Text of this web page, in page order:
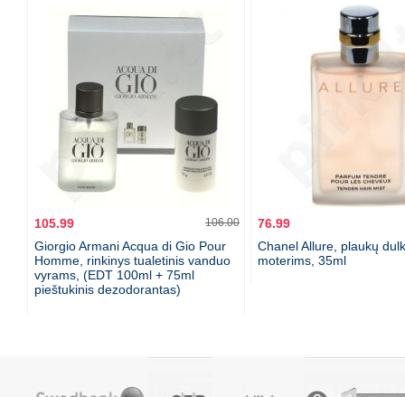
105.99 106.00
Giorgio Armani Acqua di Gio Pour
Homme, rinkinys tualetinis vanduo
vyrams, (EDT 100ml + 75ml
pieštukinis dezodorantas)
76.99
Chanel Allure, plaukų
moterims, 35ml